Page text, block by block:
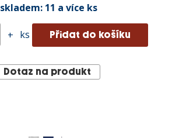
skladem: 11 a více ks
+ ks
Dotaz na produkt